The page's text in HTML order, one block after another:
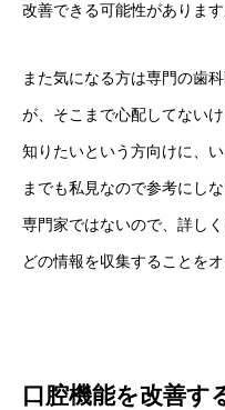
改善できる可能性があります
また気になる方は専門の歯
が、そこまで心配してない
知りたいという方向けに、
までも私見なので参考にし
専門家ではないので、詳し
どの情報を収集することを
口腔機能を改善す